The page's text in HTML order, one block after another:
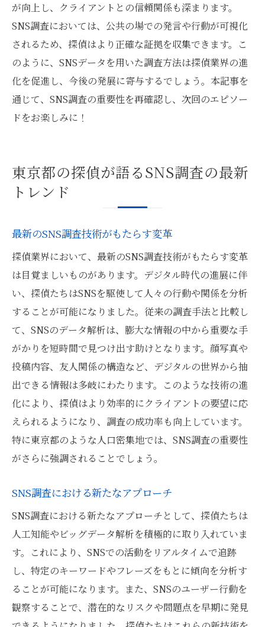
が向上し、クライアントとの信頼関係も深まります。
SNS調査においては、公共の場での発言や行動が可視化
されるため、探偵はより正確な証拠を収集できます。こ
のように、SNSデータを用いた調査方法は探偵業界の進
化を促進し、今後の発展に寄与するでしょう。本記事を
通じて、SNS調査の重要性を再確認し、次回のエピソー
ドをお楽しみに！
東京都の探偵が語るSNS調査の最新
トレンド
最新のSNS調査技術がもたらす変革
探偵業界において、最新のSNS調査技術がもたらす変革
は目覚ましいものがあります。デジタル時代の進展に伴
い、探偵たちはSNSを駆使して人々の行動や関係を分析
することが可能になりました。従来の調査手法と比較し
て、SNSのデータ解析は、膨大な情報の中から重要な手
がかりを短時間で見つけ出す助けとなります。顔写真や
投稿内容、友人関係の構造など、デジタルの世界から抽
出できる情報は多岐にわたります。このような技術の進
化により、探偵はより効率的にクライアントの要望に応
えられるようになり、調査の成功率も向上しています。
特に東京都のような人口密集地では、SNS調査の重要性
がさらに強調されることでしょう。
SNS調査における新たなアプローチ
SNS調査における新たなアプローチとして、探偵たちは
人工知能やビッグデータ解析を積極的に取り入れていま
す。これにより、SNSでの活動をリアルタイムで追跡
し、特定のキーワードやフレーズをもとに傾向を分析す
ることが可能になります。また、SNSのユーザー行動を
観察することで、潜在的なリスクや問題点を早期に発見